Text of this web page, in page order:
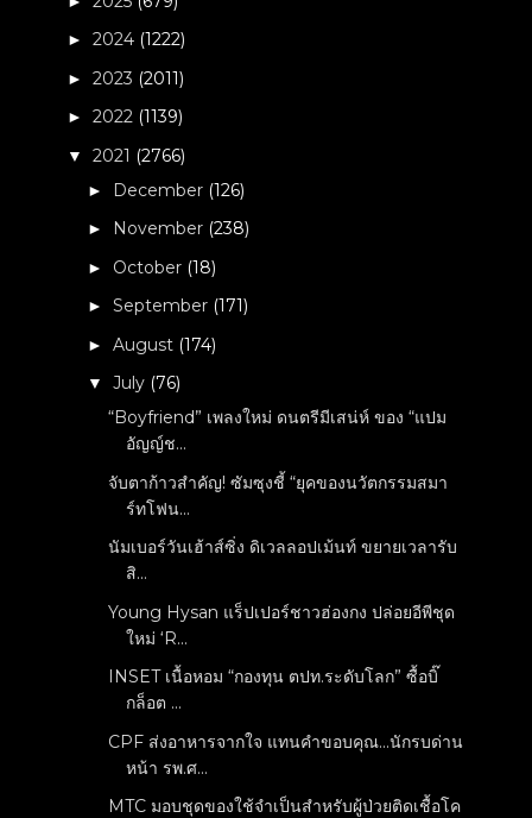
►2024 (1222)
►2023 (2011)
►2022 (1139)
▼2021 (2766)
► December (126)
► November (238)
► October (18)
►September (171)
►August (174)
▼July (76)
“Boyfriend” เพลงใหม่ ดนตรีมีเสน่ห์ ของ “แปม
อัญญ์ช...
จับตาก้าวสำคัญ! ซัมซุงชี้ “ยุคของนวัตกรรมสมา
ร์ทโฟน...
นัมเบอร์วันเฮ้าส์ซิ่ง ดิเวลลอปเม้นท์ ขยายเวลารับ
สิ...
Young Hysan แร็ปเปอร์ชาวฮ่องกง ปล่อยอีพีชุด
ใหม่ ‘R...
INSET เนื้อหอม “กองทุน ตปท.ระดับโลก” ซื้อบิ๊
กล็อต ...
CPF ส่งอาหารจากใจ แทนคำขอบคุณ...นักรบด่าน
หน้า รพ.ศ...
MTC มอบชุดของใช้จำเป็นสำหรับผู้ป่วยติดเชื้อโค